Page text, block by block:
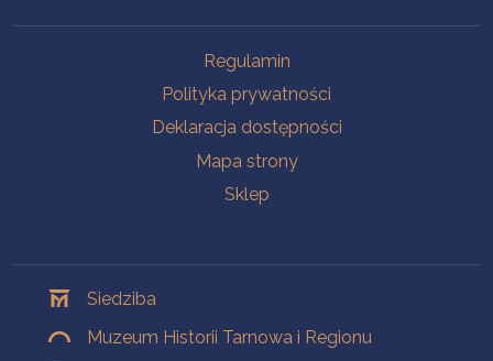
Regulamin
Polityka prywatności
Deklaracja dostępności
Mapa strony
Sklep
Siedziba
Muzeum Historii Tarnowa i Regionu